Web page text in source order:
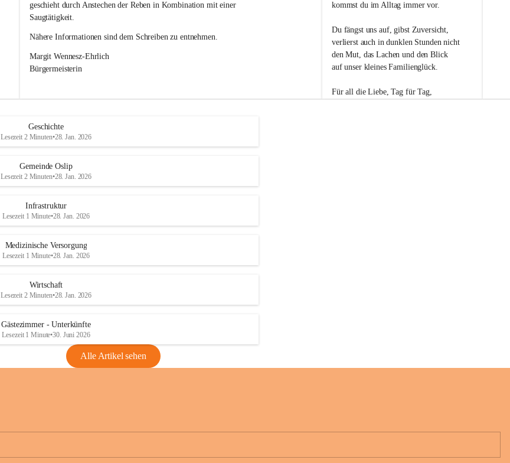
geschieht durch Anstechen der Reben in Kombination mit einer
Saugtätigkeit.
Nähere Informationen sind dem Schreiben zu entnehmen.
Margit Wennesz-Ehrlich
Bürgermeisterin
kommst du im Alltag immer vor.
Du fängst uns auf, gibst Zuversicht,
verlierst auch in dunklen Stunden nicht
den Mut, das Lachen und den Blick
auf unser kleines Familienglück.
Für all die Liebe, Tag für Tag,
Geschichte
Lesezeit 2 Minuten•28. Jan. 2026
Gemeinde Oslip
Lesezeit 2 Minuten•28. Jan. 2026
Infrastruktur
Lesezeit 1 Minute•28. Jan. 2026
Medizinische Versorgung
Lesezeit 1 Minute•28. Jan. 2026
Wirtschaft
Lesezeit 2 Minuten•28. Jan. 2026
Gästezimmer - Unterkünfte
Lesezeit 1 Minute•30. Juni 2026
Alle Artikel sehen